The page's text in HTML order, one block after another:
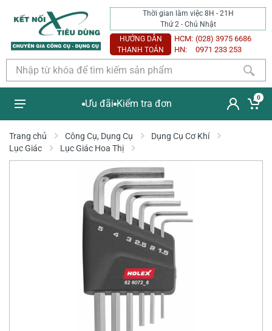
Thời gian làm việc 8H - 21H
Thứ 2 - Chủ Nhật
HƯỚNG DẪN
THANH TOÁN
HCM: (028) 3975 6686
HN:
0971 233 253
Ưu đãi Kiểm tra đơn
0
Trang chủ Công Cụ, Dụng Cụ
Dụng Cụ Cơ Khí
Lục Giác
Lục Giác Hoa Thị